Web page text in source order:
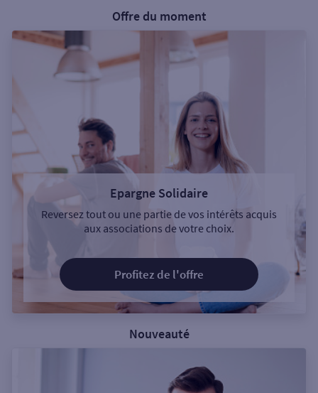
Offre du moment
Epargne Solidaire
Reversez tout ou une partie de vos intérêts acquis
aux associations de votre choix.
Profitez de l'offre
Nouveauté